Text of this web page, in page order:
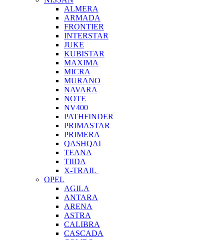
ALMERA
ARMADA
FRONTIER
INTERSTAR
JUKE
KUBISTAR
MAXIMA
MICRA
MURANO
NAVARA
NOTE
NV400
PATHFINDER
PRIMASTAR
PRIMERA
QASHQAI
TEANA
TIIDA
X-TRAIL
OPEL
AGILA
ANTARA
ARENA
ASTRA
CALIBRA
CASCADA